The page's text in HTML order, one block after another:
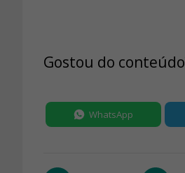
Gostou do
WhatsApp